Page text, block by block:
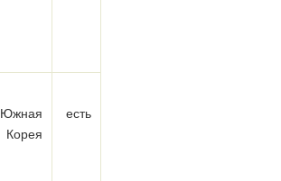
Южная
Корея
есть